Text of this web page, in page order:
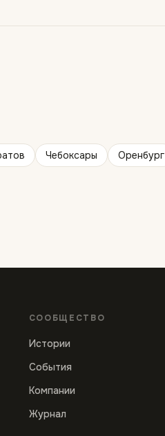
Чебоксары Оренбург
СООБЩЕСТВО
Истории
События
Компании
Журнал